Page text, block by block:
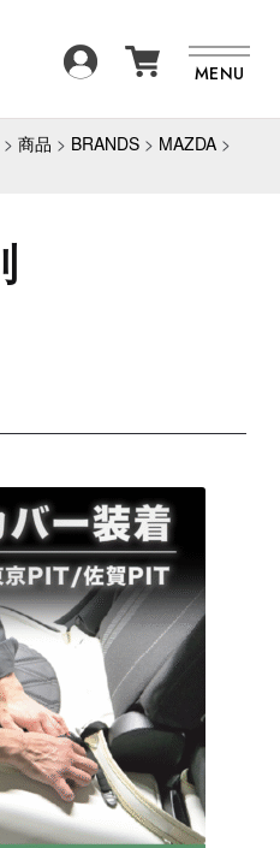
MENU
BRAND
ABOUT
> 商品 > BRANDS > MAZDA >